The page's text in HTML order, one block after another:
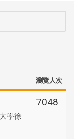
瀏覽人次
學徐
7048